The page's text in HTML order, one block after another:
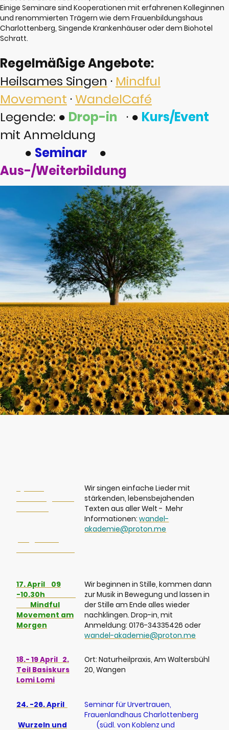
Einige Seminare sind Kooperationen mit erfahrenen Kolleginnen
und renommierten Trägern wie dem Frauenbildungshaus
Charlottenberg, Singende Krankenhäuser oder dem Biohotel
Schratt.
Regelmäßige Angebote:
Heilsames Singen · Mindful
Movement · WandelCafé
Legende: ● Drop-in · ● Kurs/Event
mit Anmeldung
● Seminar
●
Aus-/Weiterbildung
Wir singen einfache Lieder mit
stärkenden, lebensbejahenden
Texten aus aller Welt - Mehr
Informationen:wandel-
akademie@proton.me
17. April 09
-10.30h
Mindful
Movement am
Morgen
Wir beginnen in Stille, kommen dann
zur Musik in Bewegung und lassen in
der Stille am Ende alles wieder
nachklingen. Drop-in, mit
Anmeldung: 0176-34335426 oder
wandel-akademie@proton.me
18.- 19 April 2.
Teil Basiskurs
Lomi Lomi
Ort: Naturheilpraxis, Am Waltersbühl
20, Wangen
24. -26. April
Wurzeln und
Seminar für Urvertrauen,
Frauenlandhaus Charlottenberg
(südl. von Koblenz und